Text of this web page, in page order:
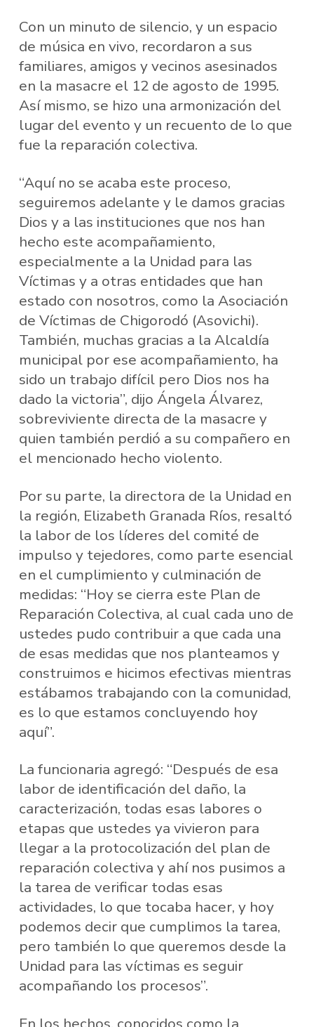
Con un minuto de silencio, y un espacio
de música en vivo, recordaron a sus
familiares, amigos y vecinos asesinados
en la masacre el 12 de agosto de 1995.
Así mismo, se hizo una armonización del
lugar del evento y un recuento de lo que
fue la reparación colectiva.
“Aquí no se acaba este proceso,
seguiremos adelante y le damos gracias
Dios y a las instituciones que nos han
hecho este acompañamiento,
especialmente a la Unidad para las
Víctimas y a otras entidades que han
estado con nosotros, como la Asociación
de Víctimas de Chigorodó (Asovichi).
También, muchas gracias a la Alcaldía
municipal por ese acompañamiento, ha
sido un trabajo difícil pero Dios nos ha
dado la victoria”, dijo Ángela Álvarez,
sobreviviente directa de la masacre y
quien también perdió a su compañero en
el mencionado hecho violento.
Por su parte, la directora de la Unidad en
la región, Elizabeth Granada Ríos, resaltó
la labor de los líderes del comité de
impulso y tejedores, como parte esencial
en el cumplimiento y culminación de
medidas: “Hoy se cierra este Plan de
Reparación Colectiva, al cual cada uno de
ustedes pudo contribuir a que cada una
de esas medidas que nos planteamos y
construimos e hicimos efectivas mientras
estábamos trabajando con la comunidad,
es lo que estamos concluyendo hoy
aquí”.
La funcionaria agregó: “Después de esa
labor de identificación del daño, la
caracterización, todas esas labores o
etapas que ustedes ya vivieron para
llegar a la protocolización del plan de
reparación colectiva y ahí nos pusimos a
la tarea de verificar todas esas
actividades, lo que tocaba hacer, y hoy
podemos decir que cumplimos la tarea,
pero también lo que queremos desde la
Unidad para las víctimas es seguir
acompañando los procesos”.